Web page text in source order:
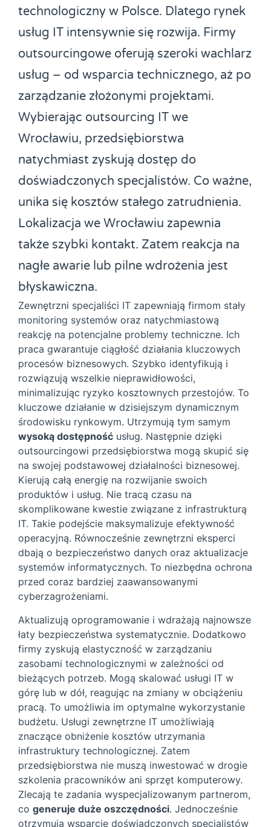
technologiczny w Polsce. Dlatego rynek
usług IT intensywnie się rozwija. Firmy
outsourcingowe oferują szeroki wachlarz
usług – od wsparcia technicznego, aż po
zarządzanie złożonymi projektami.
Wybierając outsourcing IT we
Wrocławiu, przedsiębiorstwa
natychmiast zyskują dostęp do
doświadczonych specjalistów. Co ważne,
unika się kosztów stałego zatrudnienia.
Lokalizacja we Wrocławiu zapewnia
także szybki kontakt. Zatem reakcja na
nagłe awarie lub pilne wdrożenia jest
błyskawiczna.
Zewnętrzni specjaliści IT zapewniają firmom stały
monitoring systemów oraz natychmiastową
reakcję na potencjalne problemy techniczne. Ich
praca gwarantuje ciągłość działania kluczowych
procesów biznesowych. Szybko identyfikują i
rozwiązują wszelkie nieprawidłowości,
minimalizując ryzyko kosztownych przestojów. To
kluczowe działanie w dzisiejszym dynamicznym
środowisku rynkowym. Utrzymują tym samym
wysoką dostępność usług. Następnie dzięki
outsourcingowi przedsiębiorstwa mogą skupić się
na swojej podstawowej działalności biznesowej.
Kierują całą energię na rozwijanie swoich
produktów i usług. Nie tracą czasu na
skomplikowane kwestie związane z infrastrukturą
IT. Takie podejście maksymalizuje efektywność
operacyjną. Równocześnie zewnętrzni eksperci
dbają o bezpieczeństwo danych oraz aktualizacje
systemów informatycznych. To niezbędna ochrona
przed coraz bardziej zaawansowanymi
cyberzagrożeniami.
Aktualizują oprogramowanie i wdrażają najnowsze
łaty bezpieczeństwa systematycznie. Dodatkowo
firmy zyskują elastyczność w zarządzaniu
zasobami technologicznymi w zależności od
bieżących potrzeb. Mogą skalować usługi IT w
górę lub w dół, reagując na zmiany w obciążeniu
pracą. To umożliwia im optymalne wykorzystanie
budżetu. Usługi zewnętrzne IT umożliwiają
znaczące obniżenie kosztów utrzymania
infrastruktury technologicznej. Zatem
przedsiębiorstwa nie muszą inwestować w drogie
szkolenia pracowników ani sprzęt komputerowy.
Zlecają te zadania wyspecjalizowanym partnerom,
co generuje duże oszczędności. Jednocześnie
otrzymują wsparcie doświadczonych specjalistów